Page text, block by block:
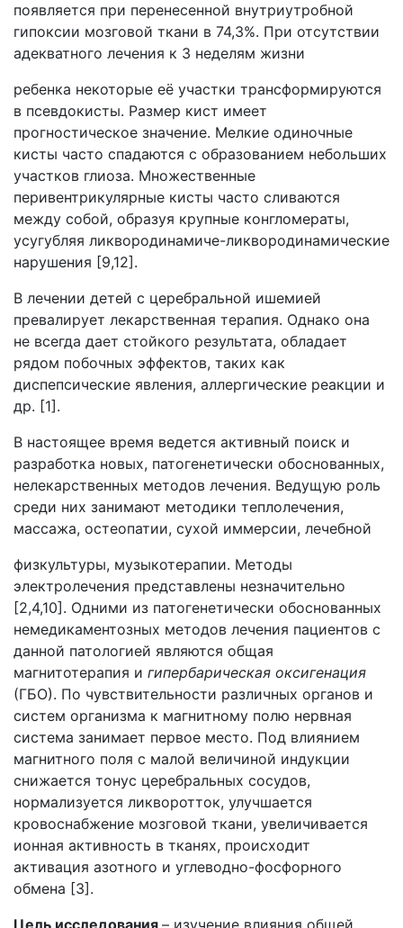
появляется при перенесенной внутриутробной
гипоксии мозговой ткани в 74,3%. При отсутствии
адекватного лечения к 3 неделям жизни
ребенка некоторые её участки трансформируются
в псевдокисты. Размер кист имеет
прогностическое значение. Мелкие одиночные
кисты часто спадаются с образованием небольших
участков глиоза. Множественные
перивентрикулярные кисты часто сливаются
между собой, образуя крупные конгломераты,
усугубляя ликвородинамиче-ликвородинамические
нарушения [9,12].
В лечении детей с церебральной ишемией
превалирует лекарственная терапия. Однако она
не всегда дает стойкого результата, обладает
рядом побочных эффектов, таких как
диспепсические явления, аллергические реакции и
др. [1].
В настоящее время ведется активный поиск и
разработка новых, патогенетически обоснованных,
нелекарственных методов лечения. Ведущую роль
среди них занимают методики теплолечения,
массажа, остеопатии, сухой иммерсии, лечебной
физкультуры, музыкотерапии. Методы
электролечения представлены незначительно
[2,4,10]. Одними из патогенетически обоснованных
немедикаментозных методов лечения пациентов с
данной патологией являются общая
магнитотерапия и гипербарическая оксигенация
(ГБО). По чувствительности различных органов и
систем организма к магнитному полю нервная
система занимает первое место. Под влиянием
магнитного поля с малой величиной индукции
снижается тонус церебральных сосудов,
нормализуется ликворотток, улучшается
кровоснабжение мозговой ткани, увеличивается
ионная активность в тканях, происходит
активация азотного и углеводно-фосфорного
обмена [3].
Цель исследования – изучение влияния общей